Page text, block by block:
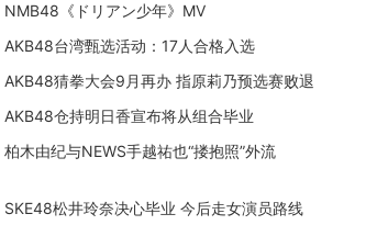
NMB48《ドリアン少年》MV
AKB48台湾甄选活动：17人合格入选
AKB48猜拳大会9月再办 指原莉乃预选赛败退
AKB48仓持明日香宣布将从组合毕业
柏木由纪与NEWS手越祐也“搂抱照”外流
SKE48松井玲奈决心毕业 今后走女演员路线